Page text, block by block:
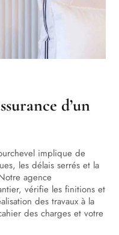
d’un
implique de
les délais serrés et la
agence
vérifie les finitions et
des travaux à la
des charges et votre